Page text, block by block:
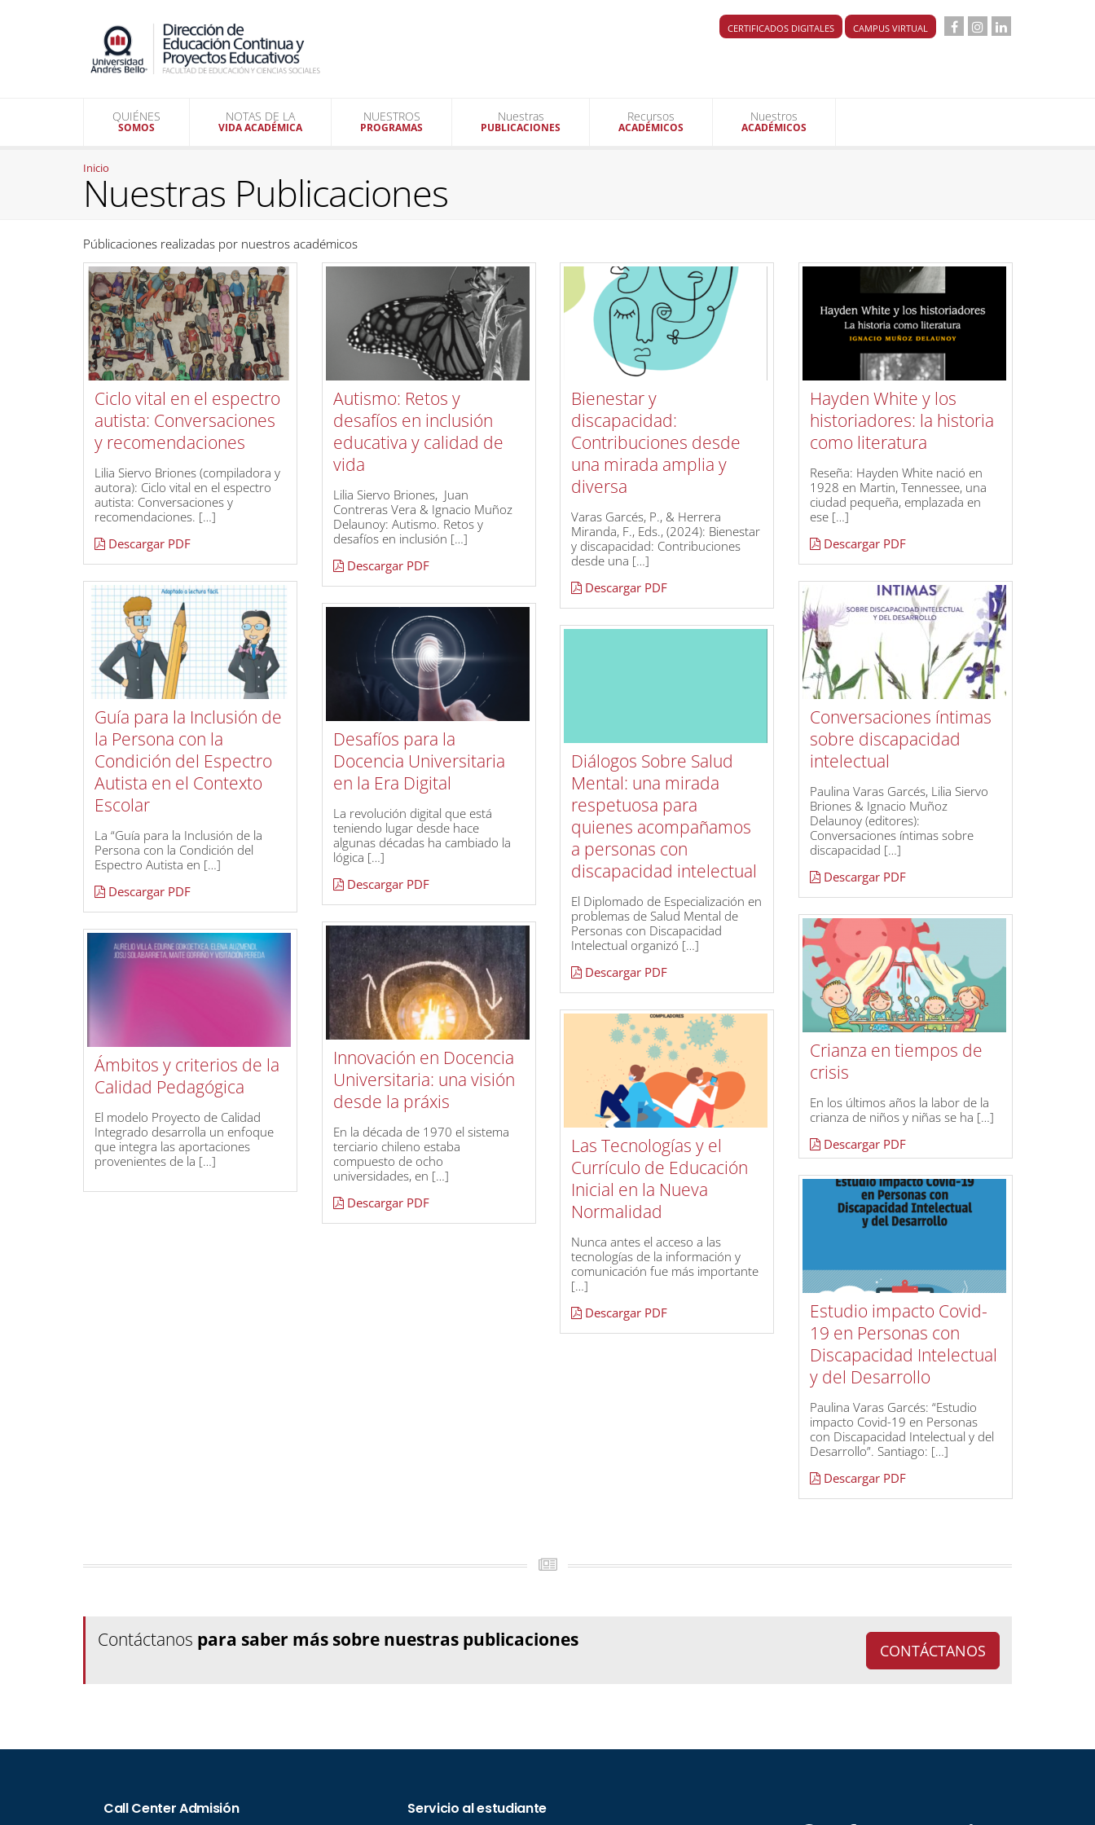
CERTIFICADOS DIGITALES CAMPUS VIRTUAL
QUIÉNES
SOMOS
NOTAS DE LA
VIDA ACADÉMICA
NUESTROS
PROGRAMAS
Nuestras
PUBLICACIONES
Recursos
ACADÉMICOS
Nuestros
ACADÉMICOS
Inicio
Nuestras Publicaciones
Públicaciones realizadas por nuestros académicos
Ciclo vital en el espectro
autista: Conversaciones
y recomendaciones
Lilia Siervo Briones (compiladora y
autora): Ciclo vital en el espectro
autista: Conversaciones y
recomendaciones. […]
Descargar PDF
Autismo: Retos y
desafíos en inclusión
educativa y calidad de
vida
Lilia Siervo Briones, Juan
Contreras Vera & Ignacio Muñoz
Delaunoy: Autismo. Retos y
desafíos en inclusión […]
Descargar PDF
Bienestar y
discapacidad:
Contribuciones desde
una mirada amplia y
diversa
Varas Garcés, P., & Herrera
Miranda, F., Eds., (2024): Bienestar
y discapacidad: Contribuciones
desde una […]
Descargar PDF
Hayden White y los
historiadores: la historia
como literatura
Reseña: Hayden White nació en
1928 en Martin, Tennessee, una
ciudad pequeña, emplazada en
ese […]
Descargar PDF
Guía para la Inclusión de
la Persona con la
Condición del Espectro
Autista en el Contexto
Escolar
La “Guía para la Inclusión de la
Persona con la Condición del
Espectro Autista en […]
Descargar PDF
Conversaciones íntimas
sobre discapacidad
intelectual
Paulina Varas Garcés, Lilia Siervo
Briones & Ignacio Muñoz
Delaunoy (editores):
Conversaciones íntimas sobre
discapacidad […]
Descargar PDF
Desafíos para la
Docencia Universitaria
en la Era Digital
La revolución digital que está
teniendo lugar desde hace
algunas décadas ha cambiado la
lógica […]
Descargar PDF
Diálogos Sobre Salud
Mental: una mirada
respetuosa para
quienes acompañamos
a personas con
discapacidad intelectual
El Diplomado de Especialización en
problemas de Salud Mental de
Personas con Discapacidad
Intelectual organizó […]
Descargar PDF
Crianza en tiempos de
crisis
En los últimos años la labor de la
crianza de niños y niñas se ha […]
Descargar PDF
Innovación en Docencia
Universitaria: una visión
desde la práxis
En la década de 1970 el sistema
terciario chileno estaba
compuesto de ocho
universidades, en […]
Descargar PDF
Ámbitos y criterios de la
Calidad Pedagógica
El modelo Proyecto de Calidad
Integrado desarrolla un enfoque
que integra las aportaciones
provenientes de la […]
Las Tecnologías y el
Currículo de Educación
Inicial en la Nueva
Normalidad
Nunca antes el acceso a las
tecnologías de la información y
comunicación fue más importante
[…]
Descargar PDF
Estudio impacto Covid-
19 en Personas con
Discapacidad Intelectual
y del Desarrollo
Paulina Varas Garcés: “Estudio
impacto Covid-19 en Personas
con Discapacidad Intelectual y del
Desarrollo”. Santiago: […]
Descargar PDF
Contáctanos para saber más sobre nuestras publicaciones CONTÁCTANOS